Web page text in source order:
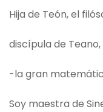
Hija de Teón, el
discípula de Teano,
-la gran
Soy maestra de